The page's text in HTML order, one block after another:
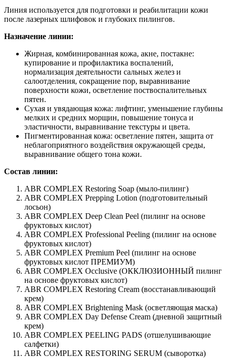
Линия используется для подготовки и реабилитации кожи
после лазерных шлифовок и глубоких пилингов.
Назначение линии:
Жирная, комбинированная кожа, акне, постакне:
купирование и профилактика воспалений,
нормализация деятельности сальных желез и
салоотделения, сокращение пор, выравнивание
поверхности кожи, осветление поствоспалительных
пятен.
Сухая и увядающая кожа: лифтинг, уменьшение глубины
мелких и средних морщин, повышение тонуса и
эластичности, выравнивание текстуры и цвета.
Пигментированная кожа: осветление пятен, защита от
неблагоприятного воздействия окружающей среды,
выравнивание общего тона кожи.
Состав линии:
ABR COMPLEX Restoring Soap (мыло-пилинг)
ABR COMPLEX Prepping Lotion (подготовительный
лосьон)
ABR COMPLEX Deep Clean Peel (пилинг на основе
фруктовых кислот)
ABR COMPLEX Professional Peeling (пилинг на основе
фруктовых кислот)
ABR COMPLEX Premium Peel (пилинг на основе
фруктовых кислот ПРЕМИУМ)
ABR COMPLEX Occlusive (ОККЛЮЗИОННЫЙ пилинг
на основе фруктовых кислот)
ABR COMPLEX Restoring Cream (восстанавливающий
крем)
ABR COMPLEX Brightening Mask (осветляющая маска)
ABR COMPLEX Day Defense Cream (дневной защитный
крем)
ABR COMPLEX PEELING PADS (отшелушивающие
салфетки)
ABR COMPLEX RESTORING SERUM (сыворотка)